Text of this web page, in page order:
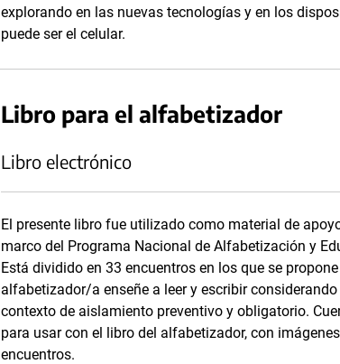
explorando en las nuevas tecnologías y en los
puede ser el celular.
Libro para el alfabetizador
Libro electrónico
El presente libro fue utilizado como material de
marco del Programa Nacional de Alfabetización y
Está dividido en 33 encuentros en los que se
alfabetizador/a enseñe a leer y escribir
contexto de aislamiento preventivo y obligatorio.
para usar con el libro del alfabetizador, con
encuentros.